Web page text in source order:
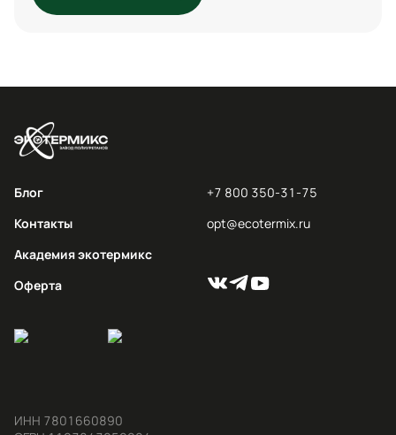
Блог
Контакты
Академия экотермикс
Оферта
+7 800 350-31-75
opt@ecotermix.ru
ИНН 7801660890